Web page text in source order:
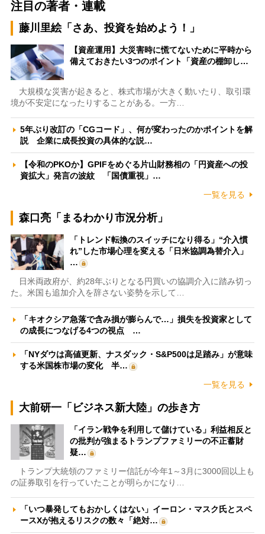
注目の著者・連載
藤川里絵「さあ、投資を始めよう！」
【資産運用】大災害時に慌てないために平時から
備えておきたい3つのポイント「資産の棚卸し…
大規模な災害が起きると、株式市場が大きく動いたり、取引環
境が不安定になったりすることがある。一方…
5年ぶり改訂の「CGコード」、何が変わったのかポイントを解
説 企業に成長投資の具体的な説…
【令和のPKOか】GPIFをめぐる片山財務相の「円資産への投
資拡大」発言の波紋 「国債重視」…
一覧を見る
森口亮「まるわかり市況分析」
「トレンド転換のスイッチになり得る」“介入慣
れ”した市場心理を変える「日米協調為替介入」
…
日米両政府が、約28年ぶりとなる円買いの協調介入に踏み切っ
た。米国も追加介入を辞さない姿勢を示して…
「キオクシア急落で含み損が膨らんで…」損失を投資家として
の成長につなげる4つの視点 …
「NYダウは高値更新、ナスダック・S&P500は足踏み」が意味
する米国株市場の変化 半…
一覧を見る
大前研一「ビジネス新大陸」の歩き方
「イラン戦争を利用して儲けている」利益相反と
の批判が強まるトランプファミリーの不正蓄財
疑…
トランプ大統領のファミリー信託が今年1～3月に3000回以上も
の証券取引を行っていたことが明らかになり…
「いつ暴発してもおかしくはない」イーロン・マスク氏とスペ
ースXが抱えるリスクの数々「絶対…